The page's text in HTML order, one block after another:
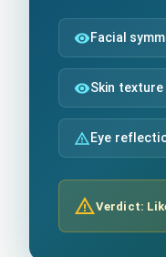
Facial
Skin texture
Eye
Verdict: